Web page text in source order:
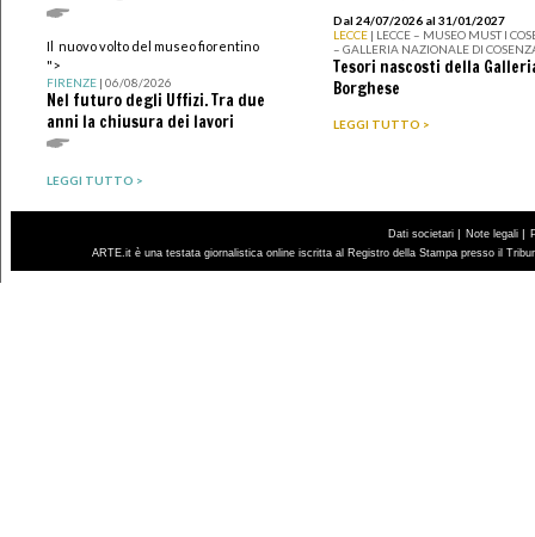
Il nuovo volto del museo fiorentino
">
FIRENZE| 06/08/2026
Nel futuro degli Uffizi. Tra due
anni la chiusura dei lavori
LEGGI TUTTO >
Dal 24/07/2026 al 31/01/2027
LECCE | LECCE – MUSEO MUST I
– GALLERIA NAZIONALE DI
Tesori nascosti della
Borghese
LEGGI TUTTO >
Dati societari | Note legali |
ARTE.it è una testata giornalistica online iscritta al Registro della Stampa presso il